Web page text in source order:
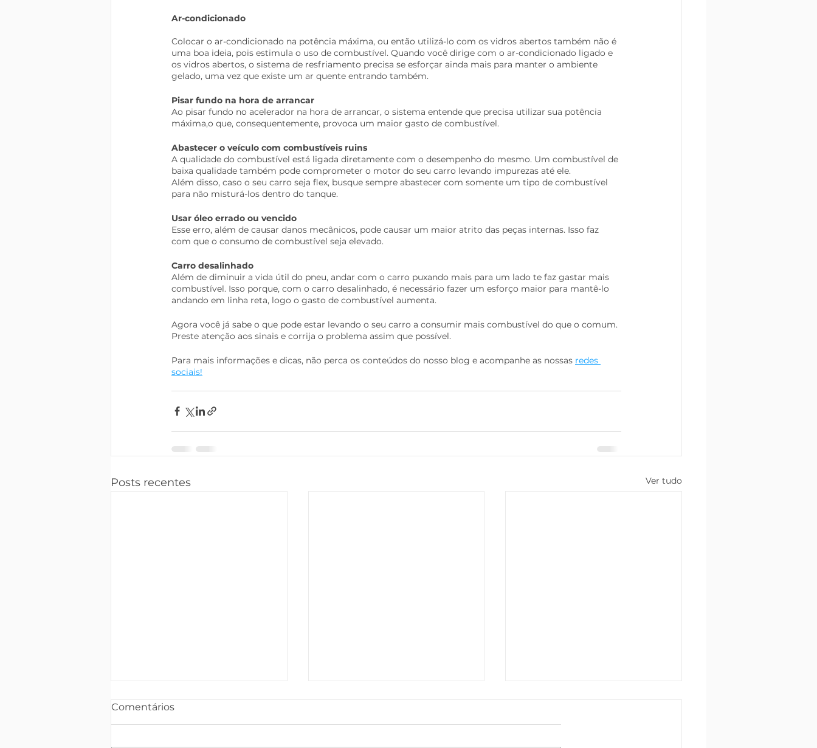
Ar-condicionado
Colocar o ar-condicionado na potência máxima, ou então utilizá-lo com os vidros abertos também não é
uma boa ideia, pois estimula o uso de combustível. Quando você dirige com o ar-condicionado ligado e
os vidros abertos, o sistema de resfriamento precisa se esforçar ainda mais para manter o ambiente
gelado, uma vez que existe um ar quente entrando também.
Pisar fundo na hora de arrancar
Ao pisar fundo no acelerador na hora de arrancar, o sistema entende que precisa utilizar sua potência
máxima,o que, consequentemente, provoca um maior gasto de combustível.
Abastecer o veículo com combustíveis ruins
A qualidade do combustível está ligada diretamente com o desempenho do mesmo. Um combustível de
baixa qualidade também pode comprometer o motor do seu carro levando impurezas até ele.
Além disso, caso o seu carro seja flex, busque sempre abastecer com somente um tipo de combustível
para não misturá-los dentro do tanque.
Usar óleo errado ou vencido
Esse erro, além de causar danos mecânicos, pode causar um maior atrito das peças internas. Isso faz
com que o consumo de combustível seja elevado.
Carro desalinhado
Além de diminuir a vida útil do pneu, andar com o carro puxando mais para um lado te faz gastar mais
combustível. Isso porque, com o carro desalinhado, é necessário fazer um esforço maior para mantê-lo
andando em linha reta, logo o gasto de combustível aumenta.
Agora você já sabe o que pode estar levando o seu carro a consumir mais combustível do que o comum.
Preste atenção aos sinais e corrija o problema assim que possível.
Para mais informações e dicas, não perca os conteúdos do nosso blog e acompanhe as nossas redes
sociais!
Posts recentes Ver tudo
Comentários